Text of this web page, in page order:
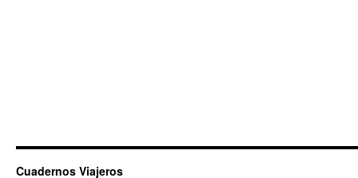
Cuadernos Viajeros